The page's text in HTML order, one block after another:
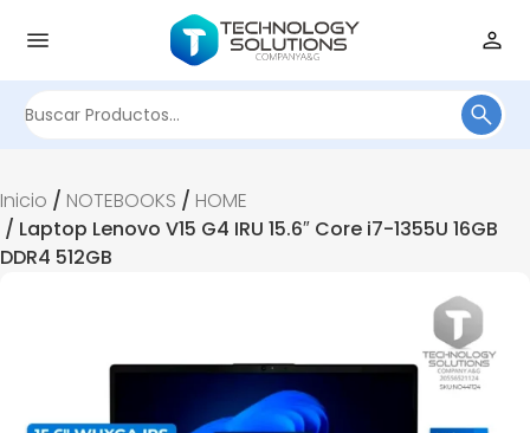
Inicio / NOTEBOOKS / HOME
/ Laptop Lenovo V15 G4 IRU 15.6″ Core i7-1355U 16GB
DDR4 512GB